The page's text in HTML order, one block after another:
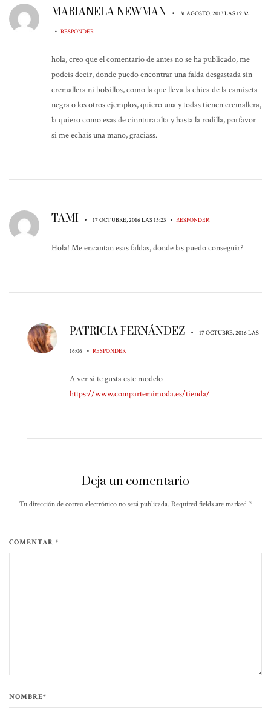
MARIANELA NEWMAN • 31 AGOSTO, 2013 LAS 19:32
• RESPONDER
hola, creo que el comentario de antes no se ha publicado, me
podeis decir, donde puedo encontrar una falda desgastada sin
cremallera ni bolsillos, como la que lleva la chica de la camiseta
negra o los otros ejemplos, quiero una y todas tienen cremallera,
la quiero como esas de cinntura alta y hasta la rodilla, porfavor
si me echais una mano, graciass.
TAMI • 17 OCTUBRE, 2016 LAS 15:23 • RESPONDER
Hola! Me encantan esas faldas, donde las puedo conseguir?
PATRICIA FERNÁNDEZ • 17 OCTUBRE, 2016 LAS
16:06 • RESPONDER
A ver si te gusta este modelo
https://www.compartemimoda.es/tienda/
Deja un comentario
Tu dirección de correo electrónico no será publicada. Required fields are marked *
COMENTAR *
NOMBRE*